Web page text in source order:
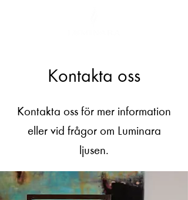
Kontakta oss
Kontakta oss för mer information
eller vid frågor om Luminara
ljusen.